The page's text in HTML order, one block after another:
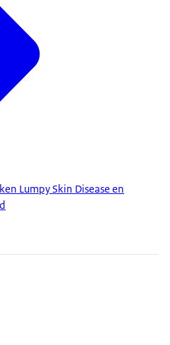
Lumpy Skin Disease en